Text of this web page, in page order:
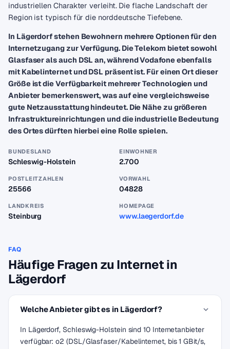
industriellen Charakter verleiht. Die flache Landschaft der
Region ist typisch für die norddeutsche Tiefebene.
In Lägerdorf stehen Bewohnern mehrere Optionen für den
Internetzugang zur Verfügung. Die Telekom bietet sowohl
Glasfaser als auch DSL an, während Vodafone ebenfalls
mit Kabelinternet und DSL präsent ist. Für einen Ort dieser
Größe ist die Verfügbarkeit mehrerer Technologien und
Anbieter bemerkenswert, was auf eine vergleichsweise
gute Netzausstattung hindeutet. Die Nähe zu größeren
Infrastruktureinrichtungen und die industrielle Bedeutung
des Ortes dürften hierbei eine Rolle spielen.
BUNDESLAND
Schleswig-Holstein
EINWOHNER
2.700
POSTLEITZAHLEN
25566
VORWAHL
04828
LANDKREIS
Steinburg
HOMEPAGE
www.laegerdorf.de
FAQ
Häufige Fragen zu Internet in
Lägerdorf
Welche Anbieter gibt es in Lägerdorf?
In Lägerdorf, Schleswig-Holstein sind 10 Internetanbieter
verfügbar: o2 (DSL/Glasfaser/Kabelinternet, bis 1 GBit/s,